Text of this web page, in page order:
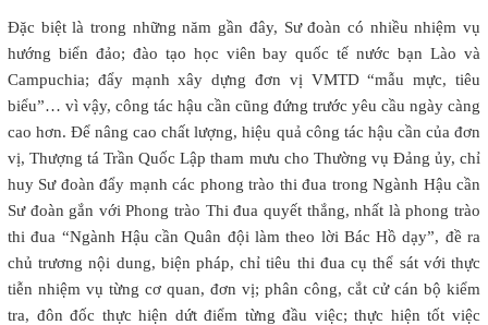
Đặc biệt là trong những năm gần đây, Sư đoàn có nhiều nhiệm vụ
hướng biển đảo; đào tạo học viên bay quốc tế nước bạn Lào và
Campuchia; đẩy mạnh xây dựng đơn vị VMTD “mẫu mực, tiêu
biểu”… vì vậy, công tác hậu cần cũng đứng trước yêu cầu ngày càng
cao hơn. Để nâng cao chất lượng, hiệu quả công tác hậu cần của đơn
vị, Thượng tá Trần Quốc Lập tham mưu cho Thường vụ Đảng ủy, chỉ
huy Sư đoàn đẩy mạnh các phong trào thi đua trong Ngành Hậu cần
Sư đoàn gắn với Phong trào Thi đua quyết thắng, nhất là phong trào
thi đua “Ngành Hậu cần Quân đội làm theo lời Bác Hồ dạy”, đề ra
chủ trương nội dung, biện pháp, chỉ tiêu thi đua cụ thể sát với thực
tiễn nhiệm vụ từng cơ quan, đơn vị; phân công, cắt cử cán bộ kiểm
tra, đôn đốc thực hiện dứt điểm từng đầu việc; thực hiện tốt việc